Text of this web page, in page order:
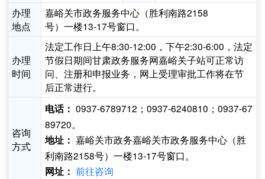
办理
地点
嘉峪关市政务服务中心（胜利南路2158
号）一楼13-17号窗口。
办理
时间
法定工作日上午8:30-12:00，下午2:30-6:00，法定
节假日期间甘肃政务服务网嘉峪关子站可正常访
问、注册和申报业务，网上受理审批工作将在节
后正常进行。
咨询
方式
电话： 0937-6789712；0937-6240810；0937-67
89720。
地址： 嘉峪关市政务嘉峪关市政务服务中心（胜
利南路2158号）一楼13-17号窗口。
网址： 前往咨询